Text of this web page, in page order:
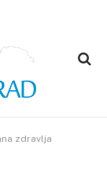
zdravlja